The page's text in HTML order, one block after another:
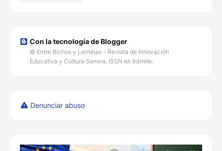
Con la tecnología de Blogger
© Entre Bichos y Lentejas - Revista de Innovación
Educativa y Cultura Sonora. ISSN en trámite.
Denunciar abuso